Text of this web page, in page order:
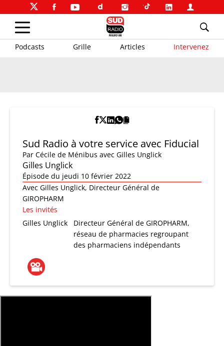
Podcasts Grille Articles Intervenez
Sud Radio à votre service avec Fiducial
Par Cécile de Ménibus avec Gilles Unglick
Gilles Unglick
Épisode du jeudi 10 février 2022
Avec Gilles Unglick, Directeur Général de
GIROPHARM
Les invités
Gilles Unglick
Directeur Général de GIROPHARM,
réseau de pharmacies regroupant
des pharmaciens indépendants